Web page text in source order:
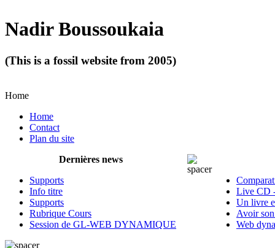
Nadir Boussoukaia
(This is a fossil website from 2005)
Home
Home
Contact
Plan du site
Dernières news
Supports
Info titre
Supports
Rubrique Cours
Session de GL-WEB DYNAMIQUE
Live CD
Un livre
Avoir
Web